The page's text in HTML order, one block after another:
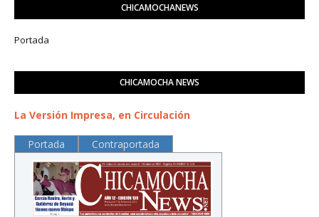
CHICAMOCHANEWS
Portada
CHICAMOCHA NEWS
La Versión Impresa, en Circulación
Portada Contraportada